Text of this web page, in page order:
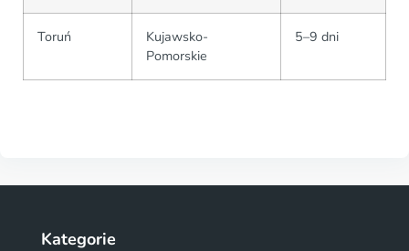
Toruń
Kujawsko-
Pomorskie
5–9 dni
Kategorie